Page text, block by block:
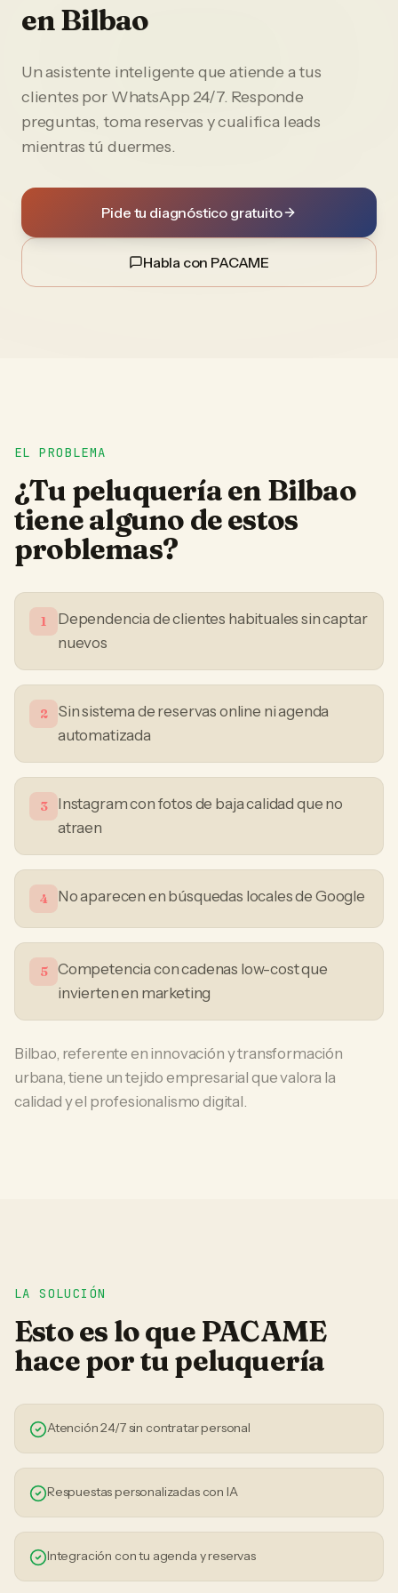
enBilbao
Un asistente inteligente que atiende a tus
clientes por WhatsApp 24/7. Responde
preguntas, toma reservas y cualifica leads
mientras tú duermes.
Pide tu diagnóstico gratuito
Habla con PACAME
EL PROBLEMA
¿Tu peluqueríaen Bilbao
tiene alguno de estos
problemas?
1
Dependencia de clientes habituales sin captar
nuevos
2
Sin sistema de reservas online ni agenda
automatizada
3
Instagram con fotos de baja calidad que no
atraen
4 No aparecen en búsquedas locales de Google
5
Competencia con cadenas low-cost que
invierten en marketing
Bilbao, referente en innovación y transformación
urbana, tiene un tejido empresarial que valora la
calidad y el profesionalismo digital.
LA SOLUCIÓN
Esto es lo que PACAME
hace por tupeluquería
Atención 24/7 sin contratar personal
Respuestas personalizadas con IA
Integración con tu agenda y reservas